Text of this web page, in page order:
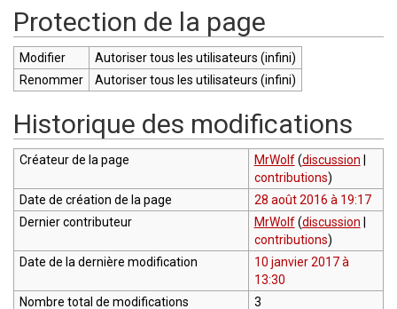
Protection de la page
Modifier
Autoriser tous les utilisateurs (infini)
Renommer
Autoriser tous les utilisateurs (infini)
Historique des modifications
Créateur de la page MrWolf (discussion
contributions)
Date de création de la page
28 août 2016 à 19:17
Dernier contributeur
MrWolf (discussion
contributions)
Date de la dernière modification
10 janvier 2017 à
13:30
Nombre total de modifications
3